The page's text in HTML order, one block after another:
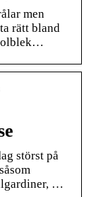
men
rätt bland
störst på
…